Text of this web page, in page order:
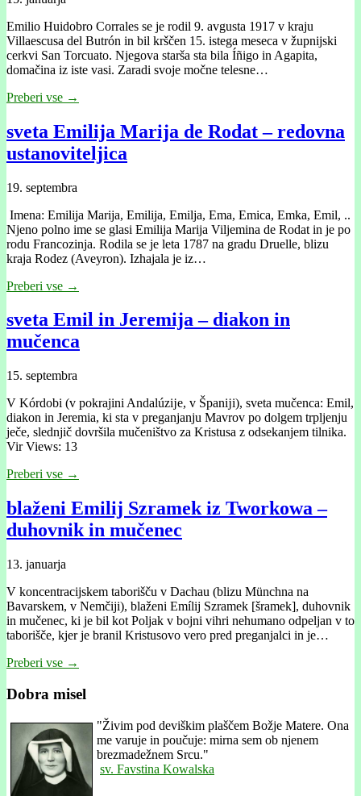
Emilio Huidobro Corrales se je rodil 9. avgusta 1917 v kraju
Villaescusa del Butrón in bil krščen 15. istega meseca v župnijski
cerkvi San Torcuato. Njegova starša sta bila Íñigo in Agapita,
domačina iz iste vasi. Zaradi svoje močne telesne…
Preberi vse →
sveta Emilija Marija de Rodat – redovna
ustanoviteljica
19. septembra
Imena: Emilija Marija, Emilija, Emilja, Ema, Emica, Emka, Emil, ..
Njeno polno ime se glasi Emilija Marija Viljemina de Rodat in je po
rodu Francozinja. Rodila se je leta 1787 na gradu Druelle, blizu
kraja Rodez (Aveyron). Izhajala je iz…
Preberi vse →
sveta Emil in Jeremija – diakon in
mučenca
15. septembra
V Kórdobi (v pokrajini Andalúzĳe, v Španĳi), sveta mučenca: Emil,
diakon in Jeremia, ki sta v preganjanju Mavrov po dolgem trpljenju
ječe, slednjič dovršila mučeništvo za Kristusa z odsekanjem tilnika.
Vir Views: 13
Preberi vse →
blaženi Emilij Szramek iz Tworkowa –
duhovnik in mučenec
13. januarja
V koncentracijskem taborišču v Dachau (blizu Münchna na
Bavarskem, v Nemčiji), blaženi Emílij Szramek [šramek], duhovnik
in mučenec, ki je bil kot Poljak v bojni vihri nehumano odpeljan v to
taborišče, kjer je branil Kristusovo vero pred preganjalci in je…
Preberi vse →
Dobra misel
"Živim pod deviškim plaščem Božje Matere. Ona
me varuje in poučuje: mirna sem ob njenem
brezmadežnem Srcu."
sv. Favstina Kowalska